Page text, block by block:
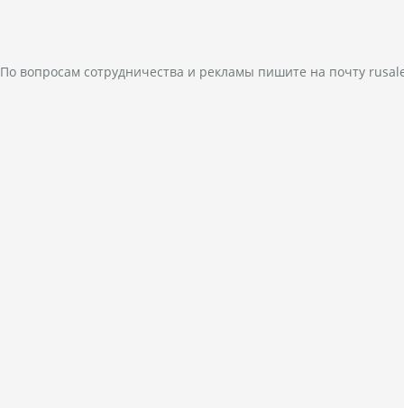
По вопросам сотрудничества и рекламы пишите на почту